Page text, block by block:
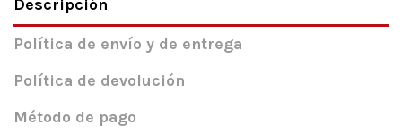
Descripción
Política de envío y de entrega
Política de devolución
Método de pago